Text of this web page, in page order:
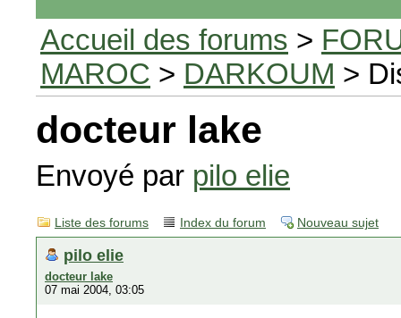
Accueil des forums >
MAROC > DARKOUM >
docteur lake
Envoyé par pilo elie
Liste des forums Index du forum Nouveau sujet
pilo elie
docteur lake
07 mai 2004, 03:05